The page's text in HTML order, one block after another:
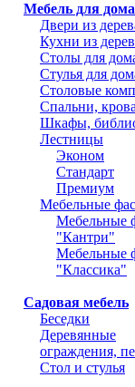
Мебель для дома
Двери из
Кухни из
Столы для
Стулья для
Столовые
Спальни,
Шкафы,
Лестницы
Эконом
Стандарт
Премиум
Мебельные
Мебельные
"Кантри"
Мебельные
"Классика"
Садовая мебель
Беседки
Деревянные
ограждения,
Стол и стулья